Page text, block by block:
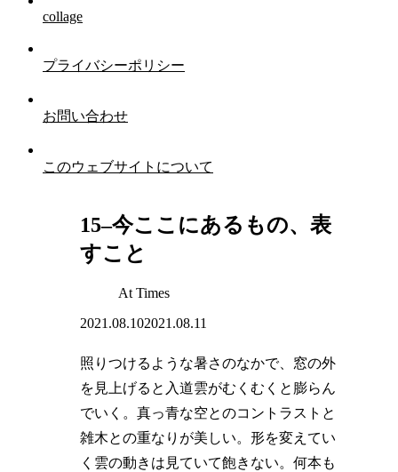
collage
プライバシーポリシー
お問い合わせ
このウェブサイトについて
15–今ここにあるもの、表
すこと
At Times
2021.08.102021.08.11
照りつけるような暑さのなかで、窓の外
を見上げると入道雲がむくむくと膨らん
でいく。真っ青な空とのコントラストと
雑木との重なりが美しい。形を変えてい
く雲の動きは見ていて飽きない。何本も